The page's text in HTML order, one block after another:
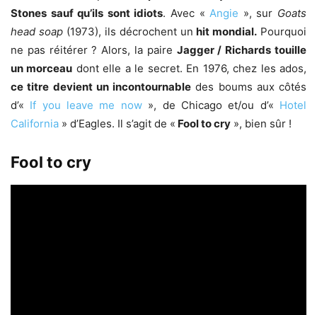
Stones sauf qu’ils sont idiots. Avec «Angie », sur Goats
head soap (1973), ils décrochent un hit mondial. Pourquoi
ne pas réitérer ? Alors, la paire Jagger / Richards touille
un morceau dont elle a le secret. En 1976, chez les ados,
ce titre devient un incontournable des boums aux côtés
d’« If you leave me now», de Chicago et/ou d’« Hotel
California » d’Eagles. Il s’agit de « Fool to cry », bien sûr !
Fool to cry